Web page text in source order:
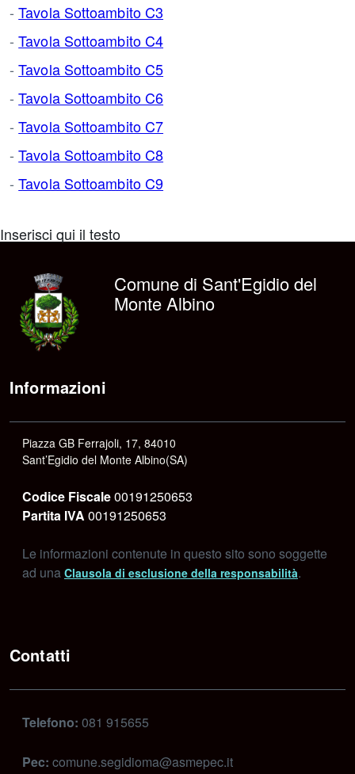
-Tavola Sottoambito C3
-Tavola Sottoambito C4
-Tavola Sottoambito C5
-Tavola Sottoambito C6
-Tavola Sottoambito C7
-Tavola Sottoambito C8
-Tavola Sottoambito C9
Inserisci qui il testo
Comune di Sant'Egidio del
Monte Albino
Informazioni
Piazza GB Ferrajoli, 17, 84010
Sant’Egidio del Monte Albino(SA)
Codice Fiscale00191250653
Partita IVA 00191250653
Le informazioni contenute in questo sito sono soggette
ad una Clausola di esclusione della responsabilità.
Contatti
Telefono: 081 915655
Pec: comune.segidioma@asmepec.it